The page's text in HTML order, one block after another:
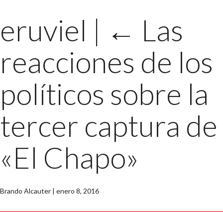
eruviel | ← Las
reacciones de los
políticos sobre la
tercer captura de
«El Chapo»
Brando Alcauter | enero 8, 2016